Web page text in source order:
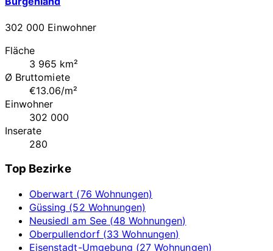
302 000 Einwohner
Fläche
3 965 km²
Ø Bruttomiete
€13.06/m²
Einwohner
302 000
Inserate
280
Top Bezirke
Oberwart (76 Wohnungen)
Güssing (52 Wohnungen)
Neusiedl am See (48 Wohnungen)
Oberpullendorf (33 Wohnungen)
Eisenstadt-Umgebung (27 Wohnungen)